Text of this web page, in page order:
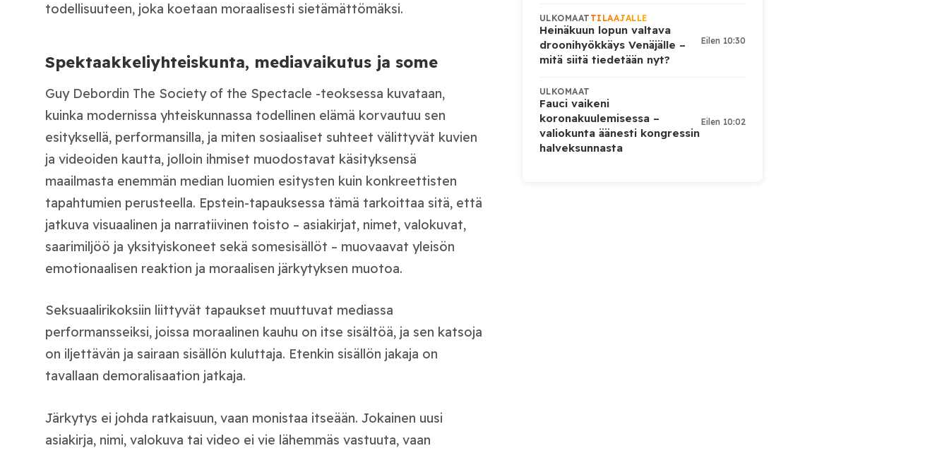
todellisuuteen, joka koetaan moraalisesti sietämättömäksi.
Spektaakkeliyhteiskunta, mediavaikutus ja some
Guy Debordin The Society of the Spectacle -teoksessa kuvataan,
kuinka modernissa yhteiskunnassa todellinen elämä korvautuu sen
esityksellä, performansilla, ja miten sosiaaliset suhteet välittyvät kuvien
ja videoiden kautta, jolloin ihmiset muodostavat käsityksensä
maailmasta enemmän median luomien esitysten kuin konkreettisten
tapahtumien perusteella. Epstein-tapauksessa tämä tarkoittaa sitä, että
jatkuva visuaalinen ja narratiivinen toisto – asiakirjat, nimet, valokuvat,
saarimiljöö ja yksityiskoneet sekä somesisällöt – muovaavat yleisön
emotionaalisen reaktion ja moraalisen järkytyksen muotoa.
Seksuaalirikoksiin liittyvät tapaukset muuttuvat mediassa
performansseiksi, joissa moraalinen kauhu on itse sisältöä, ja sen katsoja
on iljettävän ja sairaan sisällön kuluttaja. Etenkin sisällön jakaja on
tavallaan demoralisaation jatkaja.
Järkytys ei johda ratkaisuun, vaan monistaa itseään. Jokainen uusi
asiakirja, nimi, valokuva tai video ei vie lähemmäs vastuuta, vaan
ULKOMAAT TILAAJALLE
Heinäkuun lopun valtava
droonihyökkäys Venäjälle –
mitä siitä tiedetään nyt?
Eilen 10:30
ULKOMAAT
Fauci vaikeni
koronakuulemisessa –
valiokunta äänesti kongressin
halveksunnasta
Eilen 10:02